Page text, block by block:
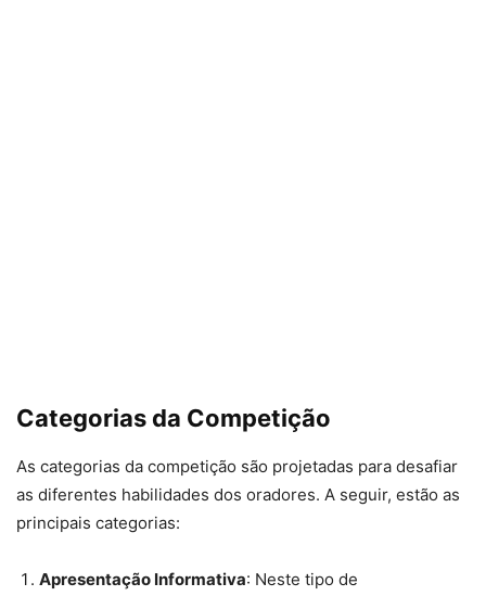
Categorias da Competição
As categorias da competição são projetadas para desafiar
as diferentes habilidades dos oradores. A seguir, estão as
principais categorias:
Apresentação Informativa: Neste tipo de